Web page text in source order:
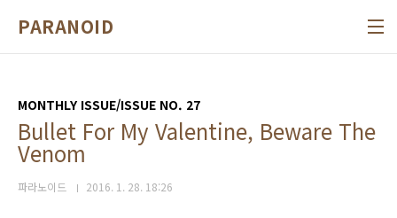
PARANOID
MONTHLY ISSUE/ISSUE NO. 27
Bullet For My Valentine, Beware The
Venom
파라노이드 2016. 1. 28. 18:26